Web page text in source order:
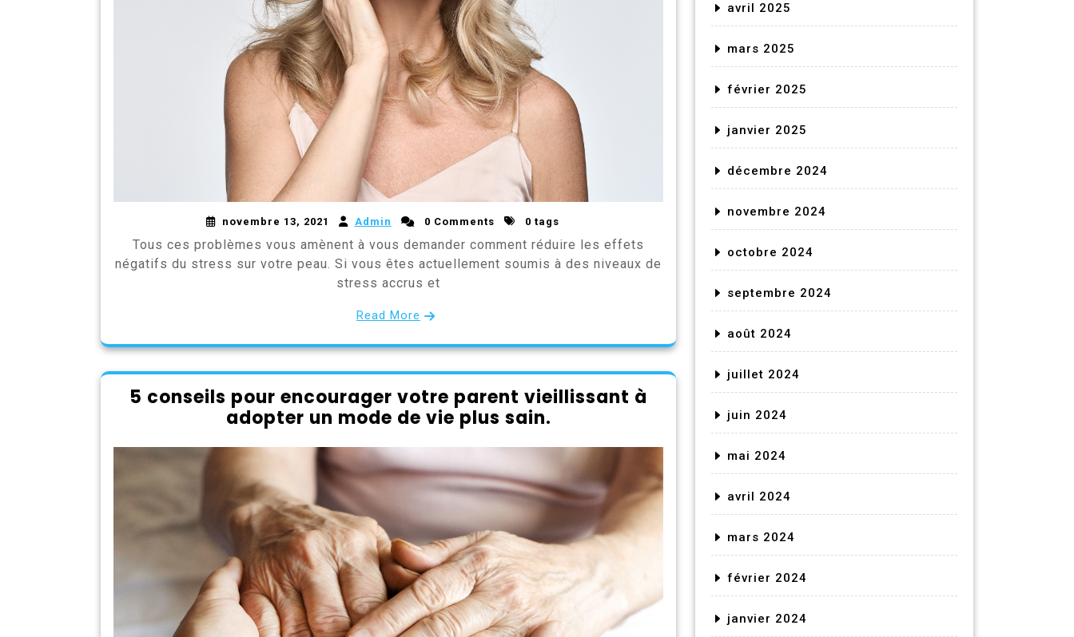
novembre 13, 2021 Admin 0 Comments 0 tags
Tous ces problèmes vous amènent à vous demander comment réduire les effets
négatifs du stress sur votre peau. Si vous êtes actuellement soumis à des niveaux de
stress accrus et
Read More
5 conseils pour encourager votre parent vieillissant à
adopter un mode de vie plus sain.
avril 2025
mars 2025
février 2025
janvier 2025
décembre 2024
novembre 2024
octobre 2024
septembre 2024
août 2024
juillet 2024
juin 2024
mai 2024
avril 2024
mars 2024
février 2024
janvier 2024